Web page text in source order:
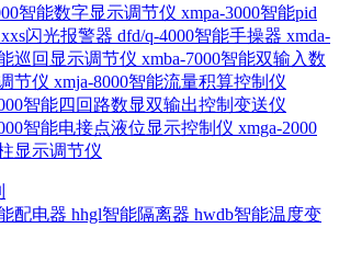
智能数字显示调节仪 xmpa-3000智能pid
xxs闪光报警器 dfd/q-4000智能手操器 xmda-
巡回显示调节仪 xmba-7000智能双输入数
节仪 xmja-8000智能流量积算控制仪
智能四回路数显双输出控制变送仪
智能电接点液位显示控制仪 xmga-2000
显示调节仪
配电器 hhgl智能隔离器 hwdb智能温度变